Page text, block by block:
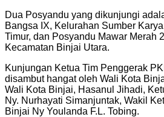
Dua Posyandu yang dikunjungi
Bangsa IX, Kelurahan Sumber
Timur, dan Posyandu Mawar Merah
Kecamatan Binjai Utara.
Kunjungan Ketua Tim Penggerak
disambut hangat oleh Wali Kota
Wali Kota Binjai, Hasanul Jihadi,
Ny. Nurhayati Simanjuntak, Wakil
Binjai Ny Youlanda F.L. Tobing.